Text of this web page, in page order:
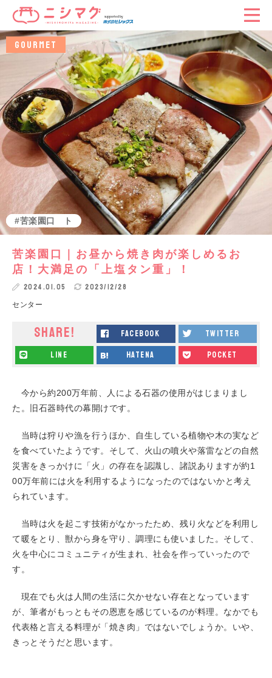
テイクアウト
グルメ
苦楽園口
GOURMET
苦楽園口｜お昼から焼き肉が楽しめるお
店！大満足の「上塩タン重」！
2024.01.05 2023/12/28
センター
SHARE! facebook twitter
line hatena pocket
今から約200万年前、人による石器の使用がはじまりまし
た。旧石器時代の幕開けです。
当時は狩りや漁を行うほか、自生している植物や木の実など
を食べていたようです。そして、火山の噴火や落雷などの自然
災害をきっかけに「火」の存在を認識し、諸説ありますが約1
00万年前には火を利用するようになったのではないかと考え
られています。
当時は火を起こす技術がなかったため、残り火などを利用し
て暖をとり、獣から身を守り、調理にも使いました。そして、
火を中心にコミュニティが生まれ、社会を作っていったので
す。
現在でも火は人間の生活に欠かせない存在となっています
が、筆者がもっともその恩恵を感じているのが料理。なかでも
代表格と言える料理が「焼き肉」ではないでしょうか。いや、
きっとそうだと思います。